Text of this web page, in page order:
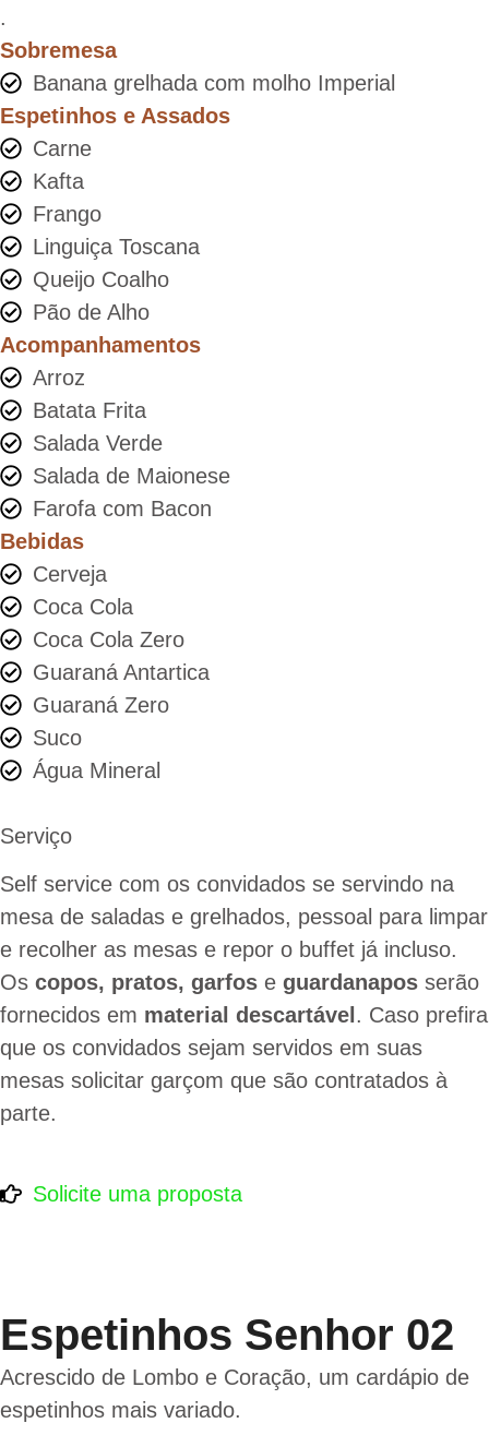
.
Sobremesa
Banana grelhada com molho Imperial
Espetinhos e Assados
Carne
Kafta
Frango
Linguiça Toscana
Queijo Coalho
Pão de Alho
Acompanhamentos
Arroz
Batata Frita
Salada Verde
Salada de Maionese
Farofa com Bacon
Bebidas
Cerveja
Coca Cola
Coca Cola Zero
Guaraná Antartica
Guaraná Zero
Suco
Água Mineral
Serviço
Self service com os convidados se servindo na
mesa de saladas e grelhados, pessoal para limpar
e recolher as mesas e repor o buffet já incluso.
Os copos, pratos, garfos e guardanapos serão
fornecidos em material descartável . Caso prefira
que os convidados sejam servidos em suas
mesas solicitar garçom que são contratados à
parte.
Solicite uma proposta
Espetinhos Senhor 02
Acrescido de Lombo e Coração, um cardápio de
espetinhos mais variado.